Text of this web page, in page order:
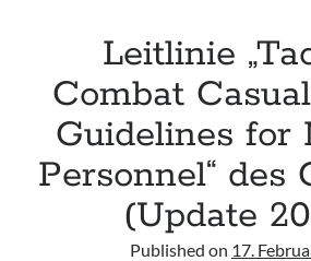
Leitlinie
Combat
Guidelines for
Personnel“ des
(Update
Published on 17.